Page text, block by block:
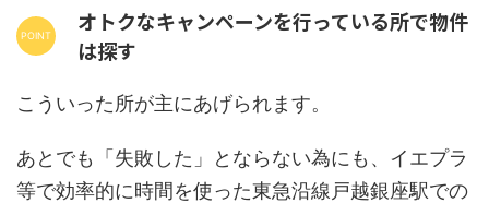
オトクなキャンペーンを行っている所で物件
は探す
こういった所が主にあげられます。
あとでも「失敗した」とならない為にも、イエプラ
等で効率的に時間を使った東急沿線戸越銀座駅での